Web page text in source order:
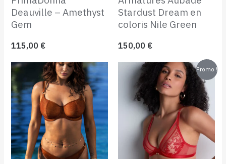
Deauville – Amethyst
Gem
115,00 €
Stardust Dream en
coloris Nile Green
150,00 €
Promo !
Le
prix
initial
était :
115,00 €.
Le
prix
actuel
est :
75,00 €.